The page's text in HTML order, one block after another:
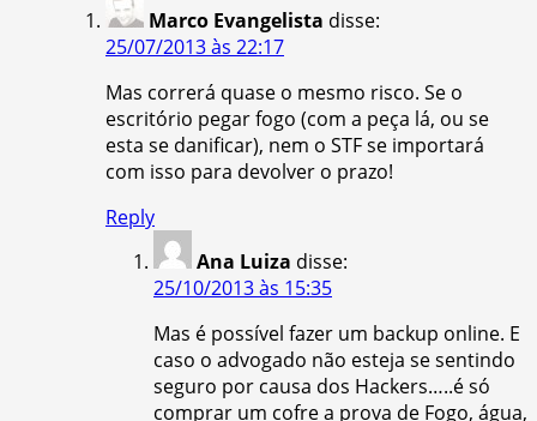
Marco Evangelista disse:
25/07/2013 às 22:17
Mas correrá quase o mesmo risco. Se o
escritório pegar fogo (com a peça lá, ou se
esta se danificar), nem o STF se importará
com isso para devolver o prazo!
Reply
Ana Luiza disse:
25/10/2013 às 15:35
Mas é possível fazer um backup online. E
caso o advogado não esteja se sentindo
seguro por causa dos Hackers…..é só
comprar um cofre a prova de Fogo, água,